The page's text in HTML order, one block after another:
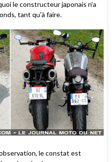
le constructeur japonais n'a
tant qu'à faire.
le constat est